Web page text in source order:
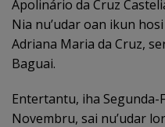
Apolinário da Cruz
Nia nu’udar oan ikun
Adriana Maria da Cruz,
Baguai.
Entertantu, iha Segunda-
Novembru, sai nu’udar